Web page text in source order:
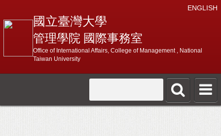
ENGLISH
國立臺灣大學
管理學院 國際事務室
Office of International Affairs, College of Management , National
Taiwan University